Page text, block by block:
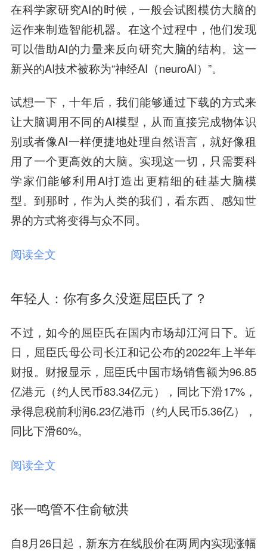
在科学家研究AI的时候，一般会试图模仿大脑的
运作来制造智能机器。在这个过程中，他们发现
可以借助AI的力量来反向研究大脑的结构。这一
新兴的AI技术被称为“神经AI（neuroAI）”。
试想一下，十年后，我们能够通过下载的方式来
让大脑调用不同的AI模型，从而直接完成物体识
别或者像AI一样便捷地处理自然语言，就好像租
用了一个更高效的大脑。实现这一切，只需要科
学家们能够利用AI打造出更精细的硅基大脑模
型。到那时，作为人类的我们，看东西、感知世
界的方式将变得与众不同。
阅读全文
年轻人：你有多久没逛屈臣氏了？
不过，如今的屈臣氏在国内市场却江河日下。近
日，屈臣氏母公司长江和记公布的2022年上半年
财报。财报显示，屈臣氏中国市场销售额为96.85
亿港元（约人民币83.34亿元），同比下滑17%，
录得息税前利润6.23亿港币（约人民币5.36亿），
同比下滑60%。
阅读全文
张一鸣管不住俞敏洪
自8月26日起，新东方在线股价在两周内实现涨幅